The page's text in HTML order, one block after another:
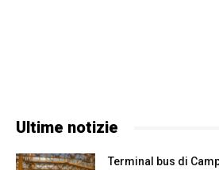
Ultime notizie
Terminal bus di